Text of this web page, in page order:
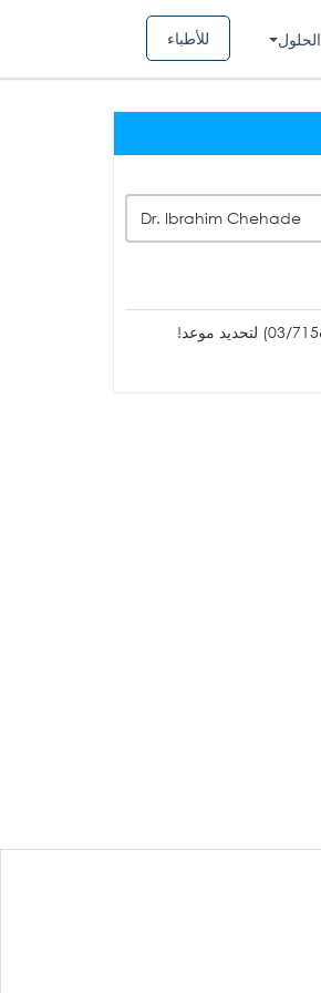
للأطباء الحلول
Dr. Ibrahim Chehade